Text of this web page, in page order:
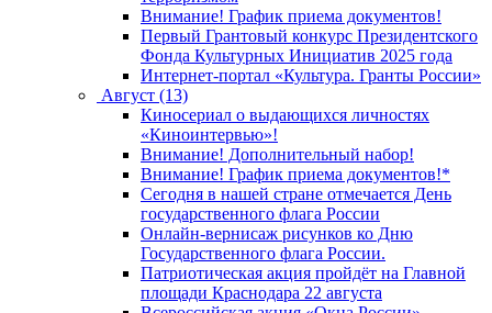
Внимание! График приема документов!
Первый Грантовый конкурс Президентского
Фонда Культурных Инициатив 2025 года
Интернет-портал «Культура. Гранты России»
Август (13)
Киносериал о выдающихся личностях
«Киноинтервью»!
Внимание! Дополнительный набор!
Внимание! График приема документов!*
Сегодня в нашей стране отмечается День
государственного флага России
Онлайн-вернисаж рисунков ко Дню
Государственного флага России.
Патриотическая акция пройдёт на Главной
площади Краснодара 22 августа